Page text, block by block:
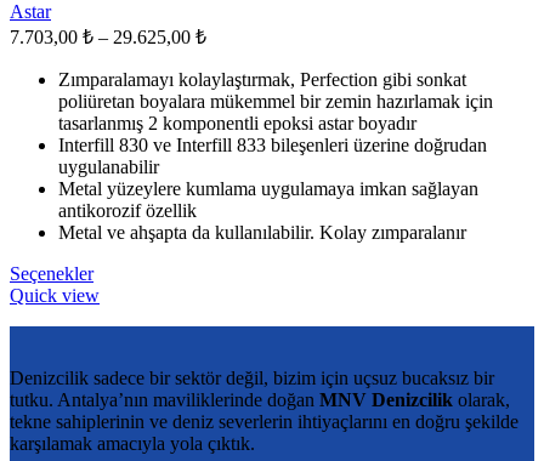
Astar
7.703,00 ₺ – 29.625,00 ₺Fiyat
7.703,00 ₺
-
29.625,00 ₺
Zımparalamayı kolaylaştırmak, Perfection gibi sonkat
poliüretan boyalara mükemmel bir zemin hazırlamak için
tasarlanmış 2 komponentli epoksi astar boyadır
Interfill 830 ve Interfill 833 bileşenleri üzerine doğrudan
uygulanabilir
Metal yüzeylere kumlama uygulamaya imkan sağlayan
antikorozif özellik
Metal ve ahşapta da kullanılabilir. Kolay zımparalanır
SeçeneklerBu
ürünün
var.
Seçenekler
ürün
sayfasından
Quick view
Denizcilik sadece bir sektör değil, bizim için uçsuz bucaksız bir
tutku. Antalya’nın maviliklerinde doğan MNV Denizcilik olarak,
tekne sahiplerinin ve deniz severlerin ihtiyaçlarını en doğru şekilde
karşılamak amacıyla yola çıktık.